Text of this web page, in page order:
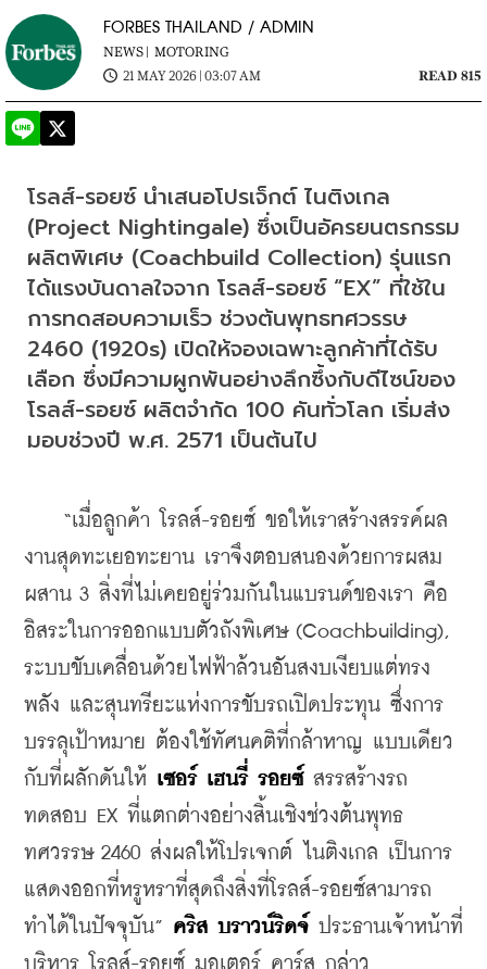
FORBES THAILAND / ADMIN
NEWS | MOTORING
21 MAY 2026 | 03:07 AM
READ 815
โรลส์-รอยซ์ นำเสนอโปรเจ็กต์ ไนติงเกล
(Project Nightingale) ซึ่งเป็นอัครยนตรกรรม
ผลิตพิเศษ (Coachbuild Collection) รุ่นแรก
ได้แรงบันดาลใจจาก โรลส์-รอยซ์ “EX” ที่ใช้ใน
การทดสอบความเร็ว ช่วงต้นพุทธทศวรรษ
2460 (1920s) เปิดให้จองเฉพาะลูกค้าที่ได้รับ
เลือก ซึ่งมีความผูกพันอย่างลึกซึ้งกับดีไซน์ของ
โรลส์-รอยซ์ ผลิตจำกัด 100 คันทั่วโลก เริ่มส่ง
มอบช่วงปี พ.ศ. 2571 เป็นต้นไป
“เมื่อลูกค้า โรลส์-รอยซ์ ขอให้เราสร้างสรรค์ผล
งานสุดทะเยอทะยาน เราจึงตอบสนองด้วยการผสม
ผสาน 3 สิ่งที่ไม่เคยอยู่ร่วมกันในแบรนด์ของเรา คือ
อิสระในการออกแบบตัวถังพิเศษ (Coachbuilding),
ระบบขับเคลื่อนด้วยไฟฟ้าล้วนอันสงบเงียบแต่ทรง
พลัง และสุนทรียะแห่งการขับรถเปิดประทุน ซึ่งการ
บรรลุเป้าหมาย ต้องใช้ทัศนคติที่กล้าหาญ แบบเดียว
กับที่ผลักดันให้ เซอร์ เฮนรี่ รอยซ์ สรรสร้างรถ
ทดสอบ EX ที่แตกต่างอย่างสิ้นเชิงช่วงต้นพุทธ
ทศวรรษ 2460 ส่งผลให้โปรเจกต์ ไนติงเกล เป็นการ
แสดงออกที่หรูหราที่สุดถึงสิ่งที่โรลส์-รอยซ์สามารถ
ทำได้ในปัจจุบัน” คริส บราวน์ริดจ์ ประธานเจ้าหน้าที่
บริหาร โรลส์-รอยซ์ มอเตอร์ คาร์ส กล่าว